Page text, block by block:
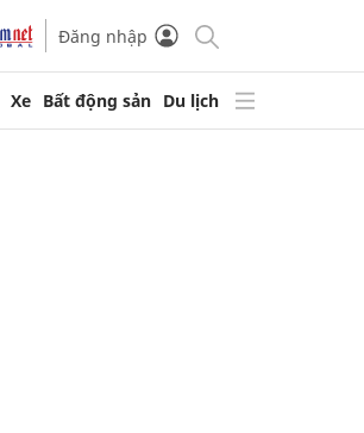
Đăng nhập
Xe Bất động sản Du lịch